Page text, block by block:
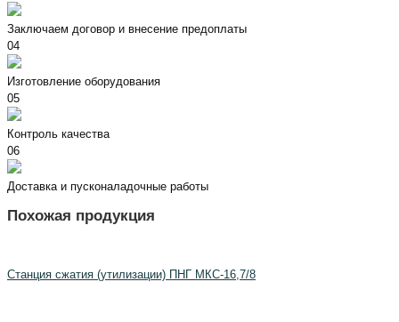
Заключаем договор и внесение предоплаты
04
Изготовление оборудования
05
Контроль качества
06
Доставка и пусконаладочные работы
Похожая продукция
Станция сжатия (утилизации) ПНГ МКС-16,7/8